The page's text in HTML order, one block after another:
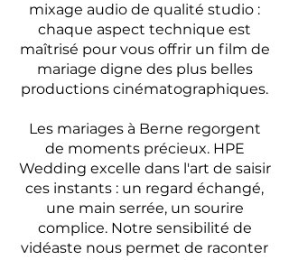
mixage audio de qualité studio :
chaque aspect technique est
maîtrisé pour vous offrir un film de
mariage digne des plus belles
productions cinématographiques.
Les mariages à Berne regorgent
de moments précieux. HPE
Wedding excelle dans l'art de saisir
ces instants : un regard échangé,
une main serrée, un sourire
complice. Notre sensibilité de
vidéaste nous permet de raconter